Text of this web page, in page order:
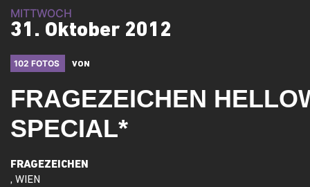
MITTWOCH
31. Oktober 2012
102 FOTOS VON
FRAGEZEICHEN
SPECIAL*
FRAGEZEICHEN
, WIEN